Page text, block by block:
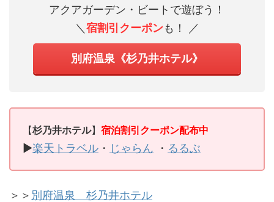
アクアガーデン・ビートで遊ぼう！
＼宿割引 クーポンも！ ／
別府温泉《杉乃井ホテル》
【杉乃井ホテル】 宿泊割引クーポン配布中
▶楽天トラベル ・ じゃらん ・ るるぶ
＞＞ 別府温泉 杉乃井ホテル